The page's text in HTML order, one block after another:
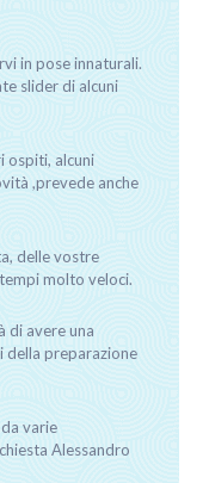
in pose innaturali.
slider di alcuni
ospiti, alcuni
,prevede anche
delle vostre
molto veloci.
di avere una
della preparazione
varie
Alessandro